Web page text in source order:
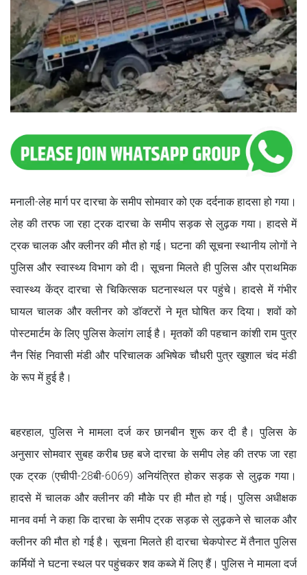
मनाली-लेह मार्ग पर दारचा के समीप सोमवार को एक दर्दनाक हादसा हो गया।
लेह की तरफ जा रहा ट्रक दारचा के समीप सड़क से लुढ़क गया। हादसे में
ट्रक चालक और क्लीनर की मौत हो गई। घटना की सूचना स्थानीय लोगों ने
पुलिस और स्वास्थ्य विभाग को दी। सूचना मिलते ही पुलिस और प्राथमिक
स्वास्थ्य केंद्र दारचा से चिकित्सक घटनास्थल पर पहुंचे। हादसे में गंभीर
घायल चालक और क्लीनर को डॉक्टरों ने मृत घोषित कर दिया। शवों को
पोस्टमार्टम के लिए पुलिस केलांग लाई है। मृतकों की पहचान कांशी राम पुत्र
नैन सिंह निवासी मंडी और परिचालक अभिषेक चौधरी पुत्र खुशाल चंद मंडी
के रूप में हुई है।
बहरहाल, पुलिस ने मामला दर्ज कर छानबीन शुरू कर दी है। पुलिस के
अनुसार सोमवार सुबह करीब छह बजे दारचा के समीप लेह की तरफ जा रहा
एक ट्रक (एचीपी-28बी-6069) अनियंत्रित होकर सड़क से लुढ़क गया।
हादसे में चालक और क्लीनर की मौके पर ही मौत हो गई। पुलिस अधीक्षक
मानव वर्मा ने कहा कि दारचा के समीप ट्रक सड़क से लुढ़कने से चालक और
क्लीनर की मौत हो गई है। सूचना मिलते ही दारचा चेकपोस्ट में तैनात पुलिस
कर्मियों ने घटना स्थल पर पहुंचकर शव कब्जे में लिए हैं। पुलिस ने मामला दर्ज